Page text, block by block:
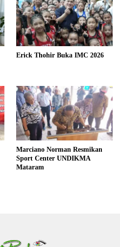
Erick Thohir Buka IMC 2026
Marciano Norman Resmikan
Sport Center UNDIKMA
Mataram